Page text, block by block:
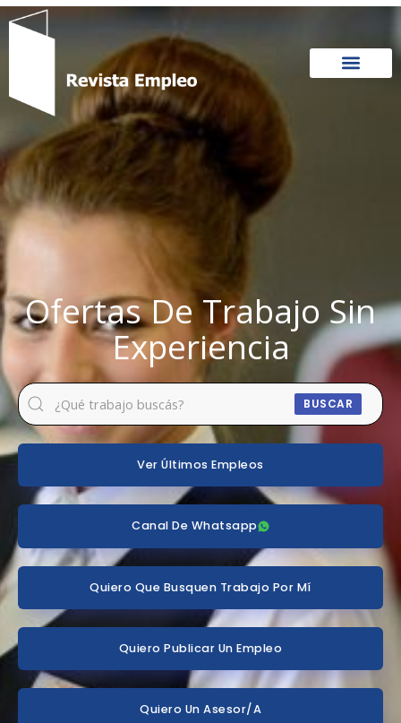
Ir
Ofertas De Trabajo Sin
Experiencia
BUSCAR
Ver Últimos Empleos
Canal De Whatsapp
Quiero Que Busquen Trabajo Por Mí
Quiero Publicar Un Empleo
Quiero Un Asesor/a